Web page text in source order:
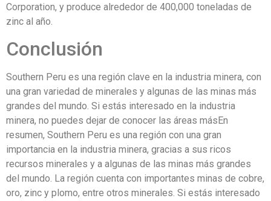
Corporation, y produce alrededor de 400,000 toneladas de
zinc al año.
Conclusión
Southern Peru es una región clave en la industria minera, con
una gran variedad de minerales y algunas de las minas más
grandes del mundo. Si estás interesado en la industria
minera, no puedes dejar de conocer las áreas másEn
resumen, Southern Peru es una región con una gran
importancia en la industria minera, gracias a sus ricos
recursos minerales y a algunas de las minas más grandes
del mundo. La región cuenta con importantes minas de cobre,
oro, zinc y plomo, entre otros minerales. Si estás interesado